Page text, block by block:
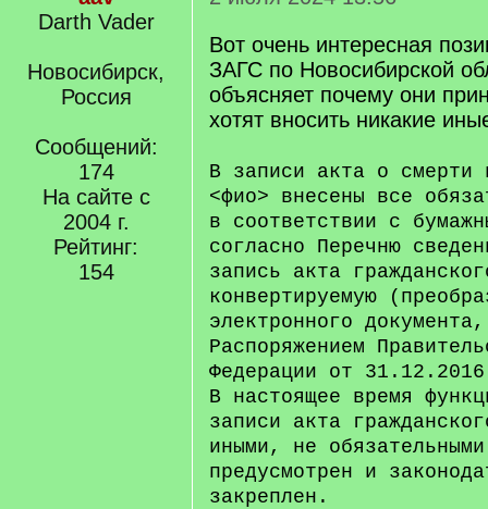
Darth Vader
Новосибирск,
Россия
Сообщений:
174
На сайте с
2004 г.
Рейтинг:
154
Вот очень интересная
ЗАГС по Новосибирской
объясняет почему они
хотят вносить никакие
В записи акта о смерти
<фио> внесены все
в соответствии с
согласно Перечню
запись акта
конвертируемую
электронного
Распоряжением
Федерации от
В настоящее время
записи акта
иными, не
предусмотрен и
закреплен.